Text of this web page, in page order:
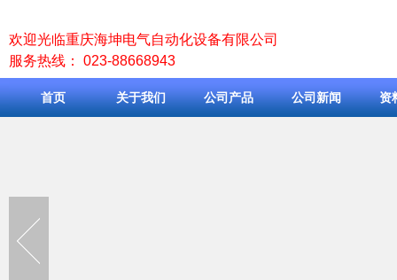
欢迎光临重庆海坤电气自动化设备有限公司
服务热线： 023-88668943
首页 关于我们 公司产品 公司新闻 资